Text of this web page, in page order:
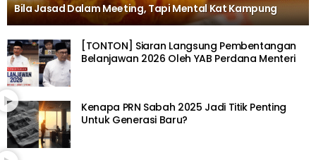
Bila Jasad Dalam Meeting, Tapi Mental Kat Kampung
[TONTON] Siaran Langsung Pembentangan
Belanjawan 2026 Oleh YAB Perdana Menteri
Kenapa PRN Sabah 2025 Jadi Titik Penting
Untuk Generasi Baru?